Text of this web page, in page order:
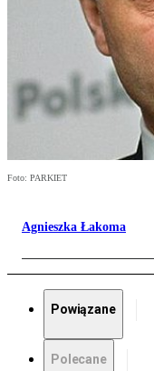
Foto: PARKIET
Agnieszka Łakoma
Powiązane
Polecane